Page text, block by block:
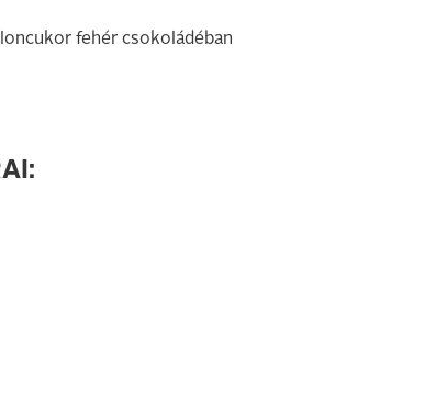
fehér csokoládéban